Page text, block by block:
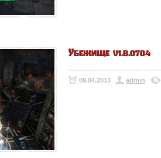
Убежище v1.b.0704
09.04.2013 admin